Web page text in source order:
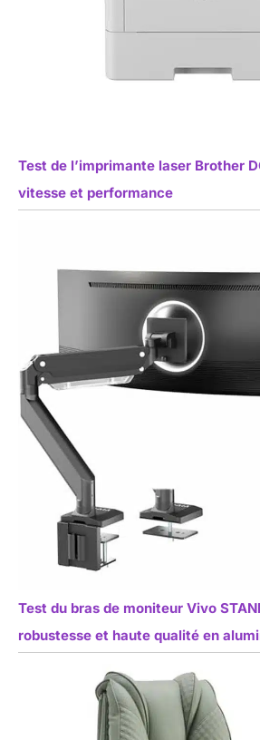
Test de l’imprimante laser Brother
vitesse et performance
Test du bras de moniteur Vivo
robustesse et haute qualité en